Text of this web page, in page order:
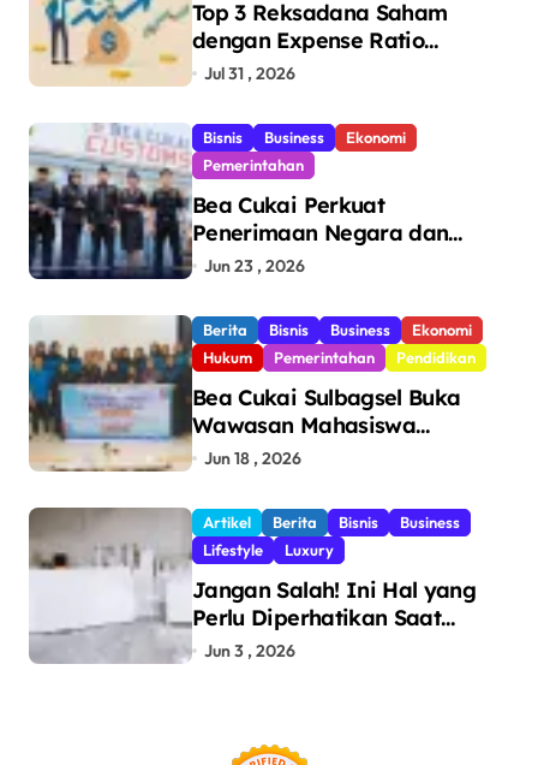
Top 3 Reksadana Saham
dengan Expense Ratio
Terendah
Jul 31 , 2026
Bisnis Business
Ekonomi
Pemerintahan
Bea Cukai Perkuat
Penerimaan Negara dan
Pengawasan, Setor Rp123,8
Jun 23 , 2026
Berita Bisnis Business
Ekonomi
Hukum
Pemerintahan Pendidikan
Bea Cukai Sulbagsel Buka
Wawasan Mahasiswa
Politeknik Bosowa tentang
dan Pencegahan Barang
Ilegal
Jun 18 , 2026
Artikel Berita Bisnis
Business
Lifestyle
Luxury
Jangan Salah! Ini Hal yang
Perlu Diperhatikan Saat
Pasang Big Slab
Jun 3 , 2026